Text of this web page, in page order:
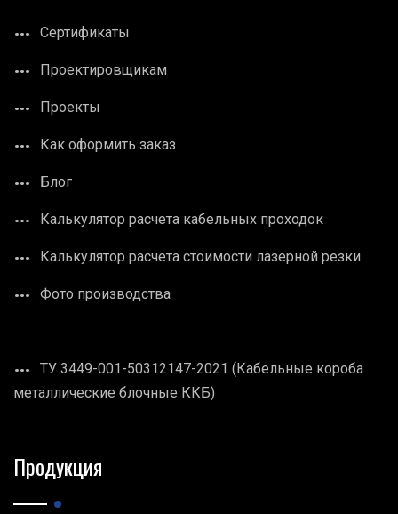
Сертификаты
Проектировщикам
Проекты
Как оформить заказ
Блог
Калькулятор расчета кабельных проходок
Калькулятор расчета стоимости лазерной резки
Фото производства
ТУ 3449-001-50312147-2021 (Кабельные короба
металлические блочные ККБ)
Продукция